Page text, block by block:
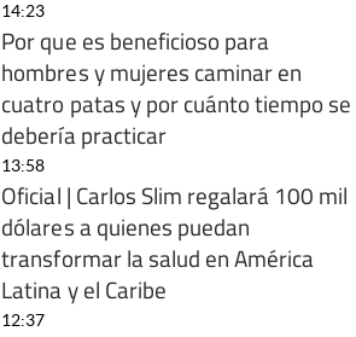
14:23
Por que es beneficioso para
hombres y mujeres caminar en
cuatro patas y por cuánto tiempo se
debería practicar
13:58
Oficial | Carlos Slim regalará 100 mil
dólares a quienes puedan
transformar la salud en América
Latina y el Caribe
12:37